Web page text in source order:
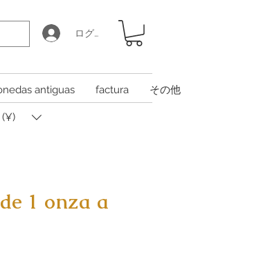
ログイン
antiguas factura その他
(¥)
1 onza a